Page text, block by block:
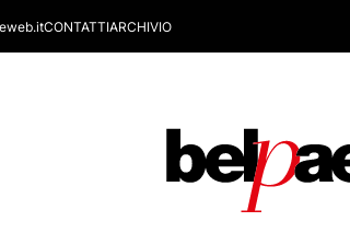
CONTATTIARCHIVIO